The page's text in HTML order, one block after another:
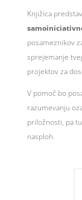
Knjižica
posameznikov
sprejemanje
projektov za
V pomoč bo
razumevanju
priložnosti, pa
nasploh.